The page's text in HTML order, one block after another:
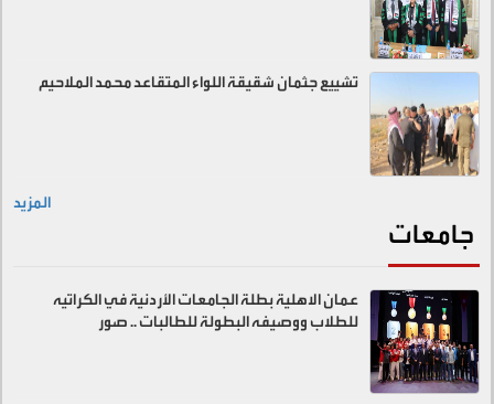
تشييع جثمان شقيقة اللواء المتقاعد محمد الملاحيم
المزيد
جامعات
عمان الاهلية بطلة الجامعات الأردنية في الكراتيه
للطلاب ووصيفه البطولة للطالبات .. صور